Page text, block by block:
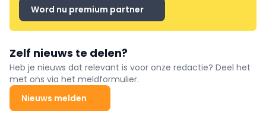
Word nu premium partner
Zelf nieuws te delen?
Heb je nieuws dat relevant is voor onze redactie? Deel het
met ons via het meldformulier.
Nieuws melden